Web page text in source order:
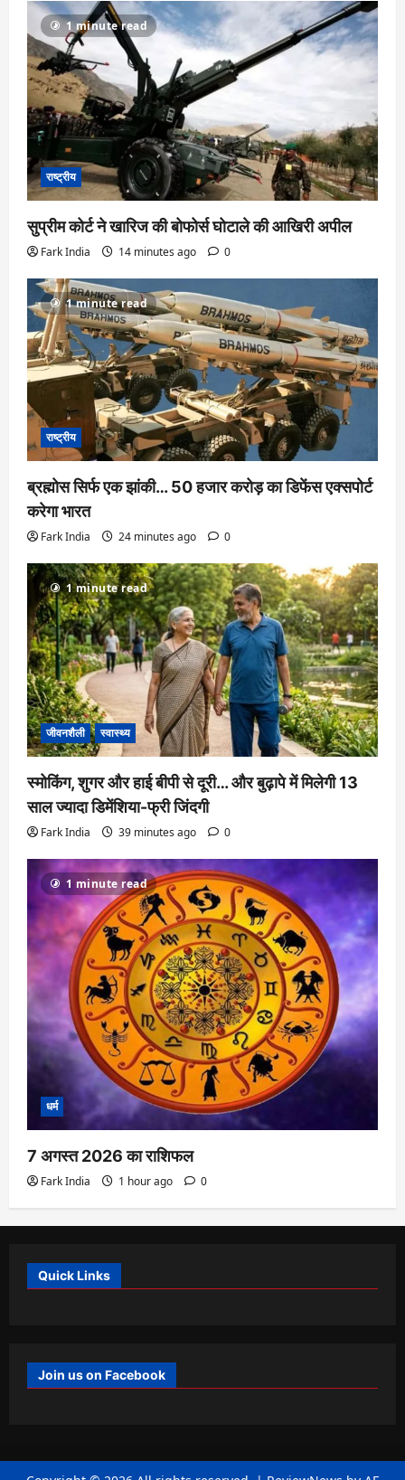
1 minute read
राष्ट्रीय
सुप्रीम कोर्ट ने खारिज की बोफोर्स घोटाले की आखिरी अपील
Fark India 14 minutes ago 0
1 minute read
राष्ट्रीय
ब्रह्मोस सिर्फ एक झांकी… 50 हजार करोड़ का डिफेंस एक्सपोर्ट
करेगा भारत
Fark India 24 minutes ago 0
1 minute read
जीवनशैली स्वास्थ्य
स्मोकिंग, शुगर और हाई बीपी से दूरी… और बुढ़ापे में मिलेगी 13
साल ज्यादा डिमेंशिया-फ्री जिंदगी
Fark India 39 minutes ago 0
1 minute read
धर्म
7 अगस्त 2026 का राशिफल
Fark India 1 hour ago 0
Quick Links
Join us on Facebook